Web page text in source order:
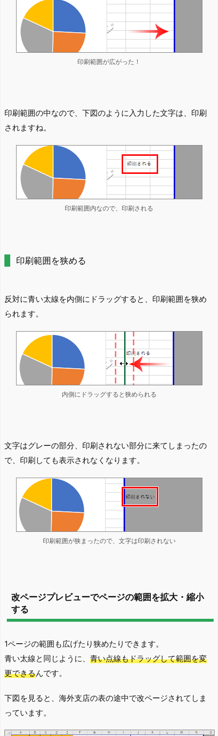
印刷範囲が広がった！
印刷範囲の中なので、下図のように入力した文字は、印刷
されますね。
印刷範囲内なので、印刷される
印刷範囲を狭める
反対に青い太線を内側にドラッグすると、印刷範囲を狭め
られます。
内側にドラッグすると狭められる
文字はグレーの部分、印刷されない部分に来てしまったの
で、印刷しても表示されなくなります。
印刷範囲が狭まったので、文字は印刷されない
改ページプレビューでページの範囲を拡大・縮小
する
1ページの範囲も広げたり狭めたりできます。
青い太線と同じように、 青い点線もドラッグして範囲を変
更できるんです。
下図を見ると、海外支店の表の途中で改ページされてしま
っています。